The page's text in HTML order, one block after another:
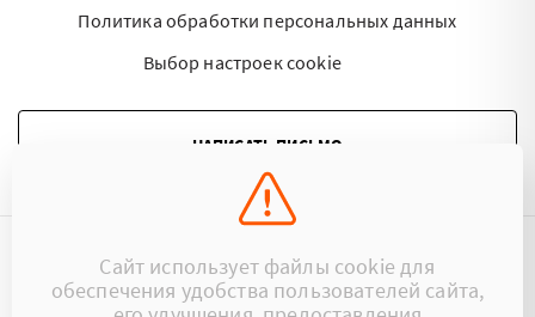
Политика обработки персональных данных
Выбор настроек cookie
НАПИСАТЬ ПИСЬМО
©2015 - 2026 Kartoteka.by Все права защищены.
Сайт использует файлы cookie для
обеспечения удобства пользователей сайта,